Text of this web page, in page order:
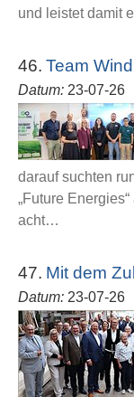
und leistet damit
46. Team
Datum: 23-07-26
darauf suchten
„Future
acht…
47. Mit dem
Datum: 23-07-26